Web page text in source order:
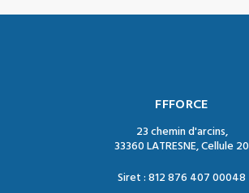
FFFORCE
23 chemin d'arcins,
33360 LATRESNE, Cellule 20
Siret : 812 876 407 00048